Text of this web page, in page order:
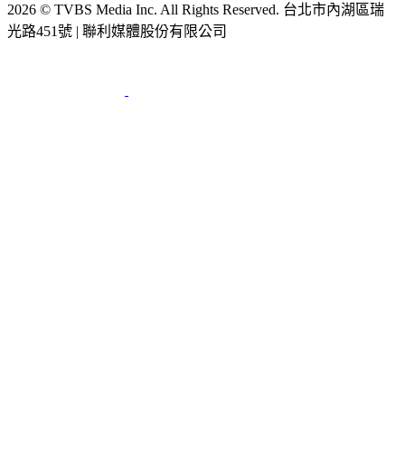
2026 © TVBS Media Inc. All Rights Reserved. 台北市內湖區瑞
光路451號 | 聯利媒體股份有限公司